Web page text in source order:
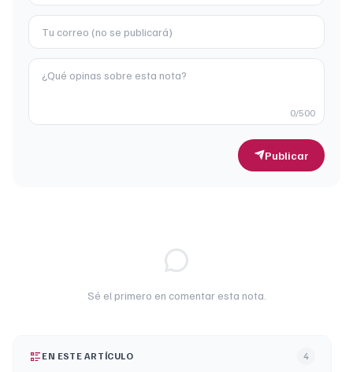
0/500
Publicar
Sé el primero en comentar esta nota.
EN ESTE ARTÍCULO 4